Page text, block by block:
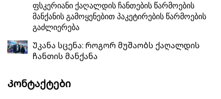
ფსკერიანი ქაღალდის ჩანთების წარმოების
მანქანის გამოყენებით პაკეტირების წარმოების
გაძლიერება
Უკანა სცენა: როგორ მუშაობს ქაღალდის
ჩანთის მანქანა
Კონტაქტები